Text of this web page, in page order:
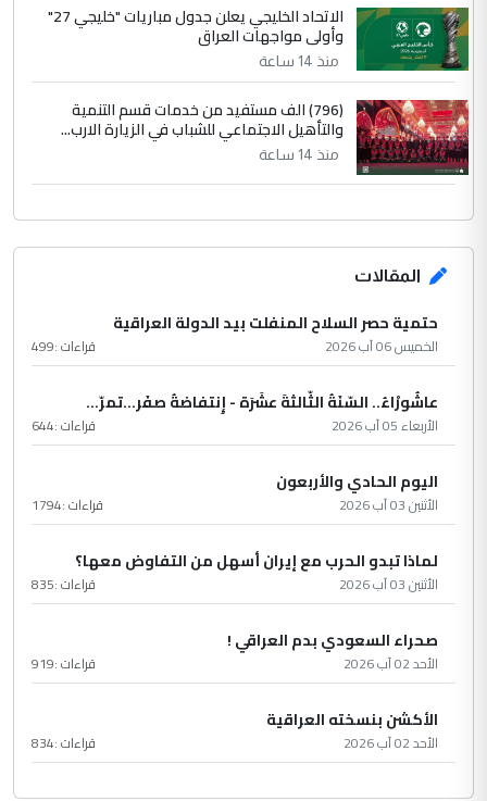
الاتحاد الخليجي يعلن جدول مباريات "خليجي 27"
وأولى مواجهات العراق
منذ 14 ساعة
(796) الف مستفيد من خدمات قسم التنمية
والتأهيل الاجتماعي للشباب في الزيارة الارب...
منذ 14 ساعة
المقالات
حتمية حصر السلاح المنفلت بيد الدولة العراقية
الخميس 06 آب 2026 قراءات :499
عاشُورْاءُ.. السّنَةُ الثّالثةَ عشَرَة - إِنتفاضةُ صفَر…تمرّ...
الأربعاء 05 آب 2026 قراءات :644
اليوم الحادي والأربعون
الأثنين 03 آب 2026 قراءات :1794
لماذا تبدو الحرب مع إيران أسهل من التفاوض معها؟
الأثنين 03 آب 2026 قراءات :835
صحراء السعودي بدم العراقي !
الأحد 02 آب 2026 قراءات :919
الأكشن بنسخته العراقية
الأحد 02 آب 2026 قراءات :834